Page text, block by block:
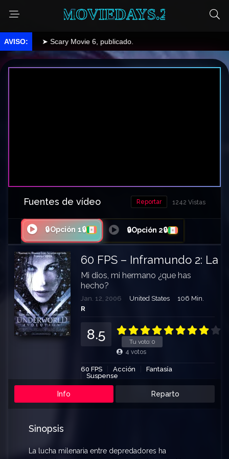
MOVIEDAYS.2
➤ Scary Movie 6, publicado.
Fuentes de vídeo 1242 Vistas
Reportar
🔒Opción 1🔒 🔒Opción 2🔒
60 FPS – Inframundo 2: La
Mi dios, mi hermano ¿que has
hecho?
Jan. 12, 2006 United States
106 Min.
R
Tu voto: 0
8.5
4 votos
60 FPS Acción
Fantasía
Suspense
Info Reparto
Sinopsis
La lucha milenaria entre depredadores ha